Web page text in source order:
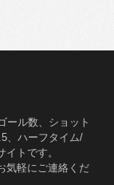
ール数、ショット
、ハーフタイム/
トです。
気軽にご連絡くだ